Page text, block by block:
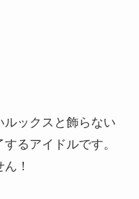
ックスと飾らない
るアイドルです。
！